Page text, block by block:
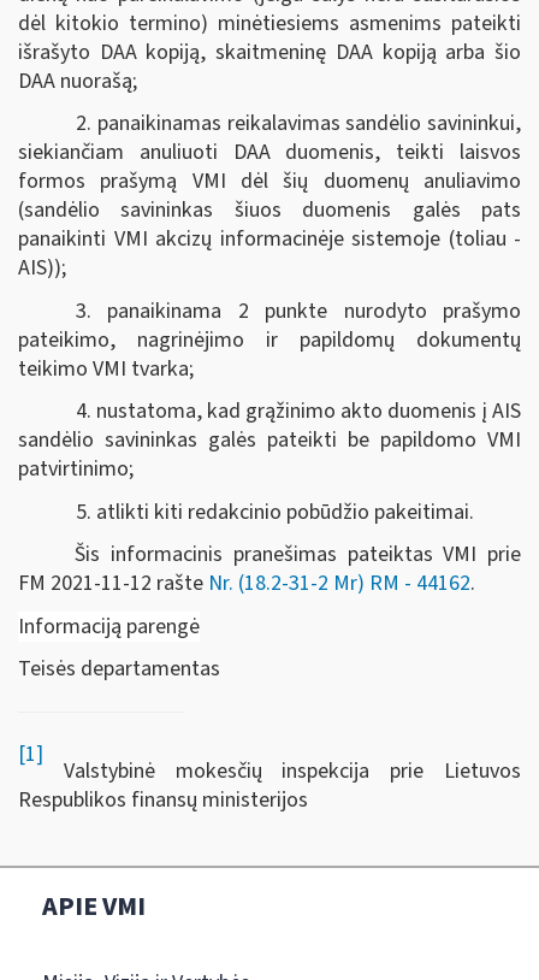
dėl kitokio termino) minėtiesiems asmenims pateikti
išrašyto DAA kopiją, skaitmeninę DAA kopiją arba šio
DAA nuorašą;
2. panaikinamas reikalavimas sandėlio savininkui,
siekiančiam anuliuoti DAA duomenis, teikti laisvos
formos prašymą VMI dėl šių duomenų anuliavimo
(sandėlio savininkas šiuos duomenis galės pats
panaikinti VMI akcizų informacinėje sistemoje (toliau -
AIS));
3. panaikinama 2 punkte nurodyto prašymo
pateikimo, nagrinėjimo ir papildomų dokumentų
teikimo VMI tvarka;
4. nustatoma, kad grąžinimo akto duomenis į AIS
sandėlio savininkas galės pateikti be papildomo VMI
patvirtinimo;
5. atlikti kiti redakcinio pobūdžio pakeitimai.
Šis informacinis pranešimas pateiktas VMI prie
FM 2021-11-12 rašte Nr. (18.2-31-2 Mr) RM - 44162.
Informaciją parengė
Teisės departamentas
[1]
Valstybinė mokesčių inspekcija prie Lietuvos
Respublikos finansų ministerijos
APIE VMI